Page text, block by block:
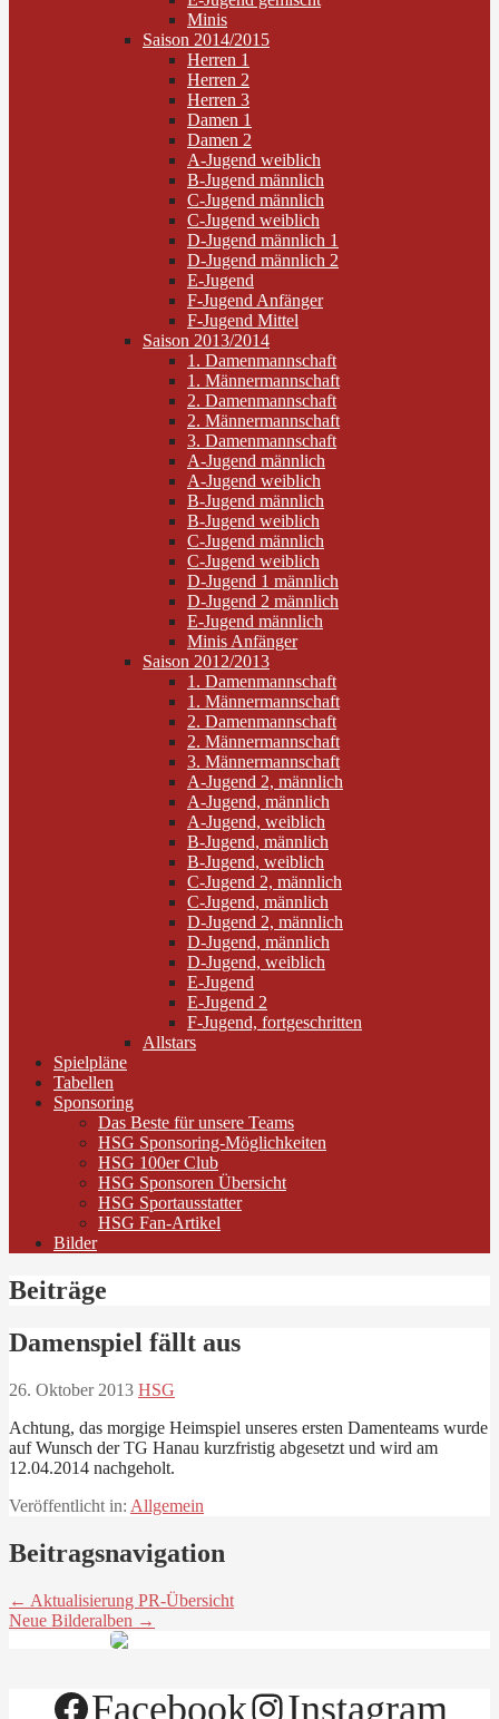
Minis
Saison 2014/2015
Herren 1
Herren 2
Herren 3
Damen 1
Damen 2
A-Jugend weiblich
B-Jugend männlich
C-Jugend männlich
C-Jugend weiblich
D-Jugend männlich 1
D-Jugend männlich 2
E-Jugend
F-Jugend Anfänger
F-Jugend Mittel
Saison 2013/2014
1. Damenmannschaft
1. Männermannschaft
2. Damenmannschaft
2. Männermannschaft
3. Damenmannschaft
A-Jugend männlich
A-Jugend weiblich
B-Jugend männlich
B-Jugend weiblich
C-Jugend männlich
C-Jugend weiblich
D-Jugend 1 männlich
D-Jugend 2 männlich
E-Jugend männlich
Minis Anfänger
Saison 2012/2013
1. Damenmannschaft
1. Männermannschaft
2. Damenmannschaft
2. Männermannschaft
3. Männermannschaft
A-Jugend 2, männlich
A-Jugend, männlich
A-Jugend, weiblich
B-Jugend, männlich
B-Jugend, weiblich
C-Jugend 2, männlich
C-Jugend, männlich
D-Jugend 2, männlich
D-Jugend, männlich
D-Jugend, weiblich
E-Jugend
E-Jugend 2
F-Jugend, fortgeschritten
Allstars
Spielpläne
Tabellen
Sponsoring
Das Beste für unsere Teams
HSG Sponsoring-Möglichkeiten
HSG 100er Club
HSG Sponsoren Übersicht
HSG Sportausstatter
HSG Fan-Artikel
Bilder
Beiträge
Damenspiel fällt aus
26. Oktober 2013 HSG
Achtung, das morgige Heimspiel unseres ersten Damenteams wurde
auf Wunsch der TG Hanau kurzfristig abgesetzt und wird am
12.04.2014 nachgeholt.
Veröffentlicht in: Allgemein
Beitragsnavigation
← Aktualisierung PR-Übersicht
Neue Bilderalben →
Facebook Instagram